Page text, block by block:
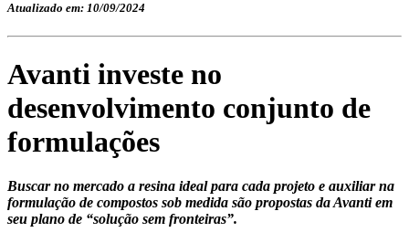
Atualizado em: 10/09/2024
Avanti investe no
desenvolvimento conjunto de
formulações
Buscar no mercado a resina ideal para cada projeto e auxiliar na
formulação de compostos sob medida são propostas da Avanti em
seu plano de “solução sem fronteiras”.